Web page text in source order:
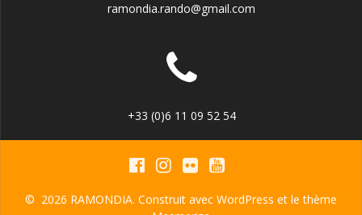
ramondia.rando@gmail.com
+33 (0)6 11 09 52 54
© 2026 RAMONDIA. Construit avec WordPress et lethème